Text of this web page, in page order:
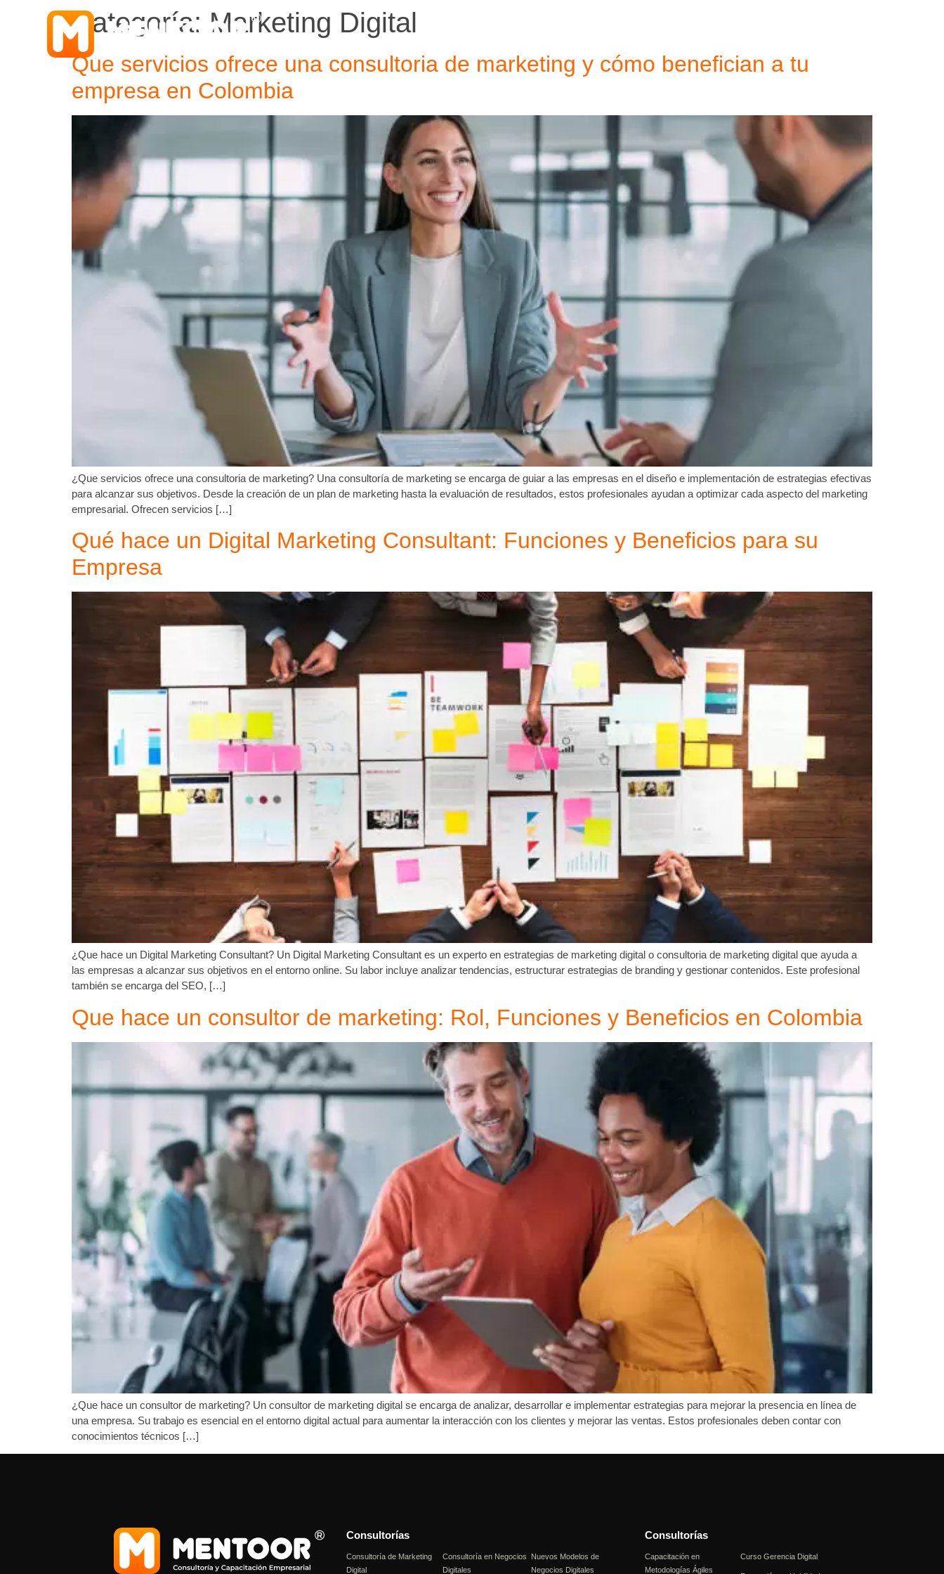
Categoría: Marketing Digital
Que servicios ofrece una consultoria de marketing y cómo benefician a tu
empresa en Colombia
¿Que servicios ofrece una consultoria de marketing? Una consultoría de marketing se encarga de guiar a las empresas en el diseño e implementación de estrategias efectivas
para alcanzar sus objetivos. Desde la creación de un plan de marketing hasta la evaluación de resultados, estos profesionales ayudan a optimizar cada aspecto del marketing
empresarial. Ofrecen servicios […]
Qué hace un Digital Marketing Consultant: Funciones y Beneficios para su
Empresa
¿Que hace un Digital Marketing Consultant? Un Digital Marketing Consultant es un experto en estrategias de marketing digital o consultoria de marketing digital que ayuda a
las empresas a alcanzar sus objetivos en el entorno online. Su labor incluye analizar tendencias, estructurar estrategias de branding y gestionar contenidos. Este profesional
también se encarga del SEO, […]
Que hace un consultor de marketing: Rol, Funciones y Beneficios en Colombia
¿Que hace un consultor de marketing? Un consultor de marketing digital se encarga de analizar, desarrollar e implementar estrategias para mejorar la presencia en línea de
una empresa. Su trabajo es esencial en el entorno digital actual para aumentar la interacción con los clientes y mejorar las ventas. Estos profesionales deben contar con
conocimientos técnicos […]
Consultorías
Consultoría de Marketing
Digital
Consultoría en Negocios
Digitales
Nuevos Modelos de
Negocios Digitales
Consultorías
Capacitación en
Metodologías Ágiles
Curso Gerencia Digital